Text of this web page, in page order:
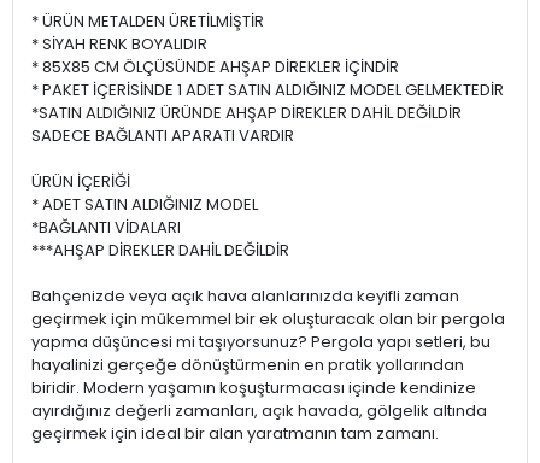
* ÜRÜN METALDEN ÜRETİLMİŞTİR
* SİYAH RENK BOYALIDIR
* 85X85 CM ÖLÇÜSÜNDE AHŞAP DİREKLER İÇİNDİR
* PAKET İÇERİSİNDE 1 ADET SATIN ALDIĞINIZ MODEL GELMEKTEDİR
*SATIN ALDIĞINIZ ÜRÜNDE AHŞAP DİREKLER DAHİL DEĞİLDİR
SADECE BAĞLANTI APARATI VARDIR
ÜRÜN İÇERİĞİ
* ADET SATIN ALDIĞINIZ MODEL
*BAĞLANTI VİDALARI
***AHŞAP DİREKLER DAHİL DEĞİLDİR
Bahçenizde veya açık hava alanlarınızda keyifli zaman
geçirmek için mükemmel bir ek oluşturacak olan bir pergola
yapma düşüncesi mi taşıyorsunuz? Pergola yapı setleri, bu
hayalinizi gerçeğe dönüştürmenin en pratik yollarından
biridir. Modern yaşamın koşuşturmacası içinde kendinize
ayırdığınız değerli zamanları, açık havada, gölgelik altında
geçirmek için ideal bir alan yaratmanın tam zamanı.